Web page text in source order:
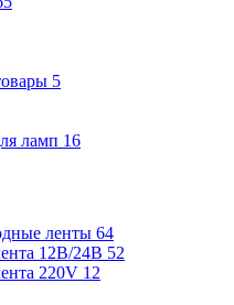
5
ламп 16
ленты 64
12В/24В 52
220V 12